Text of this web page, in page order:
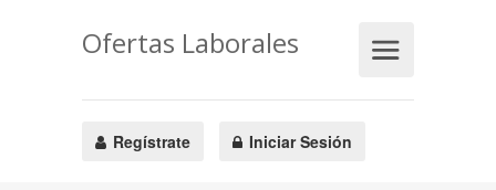
Ofertas Laborales
Regístrate Iniciar Sesión